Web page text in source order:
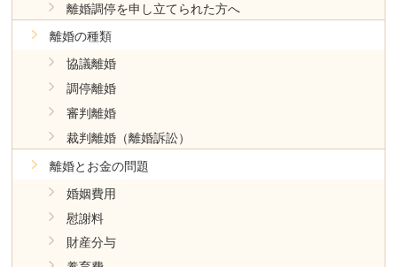
離婚調停を申し立てられた方へ
離婚の種類
協議離婚
調停離婚
審判離婚
裁判離婚（離婚訴訟）
離婚とお金の問題
婚姻費用
慰謝料
財産分与